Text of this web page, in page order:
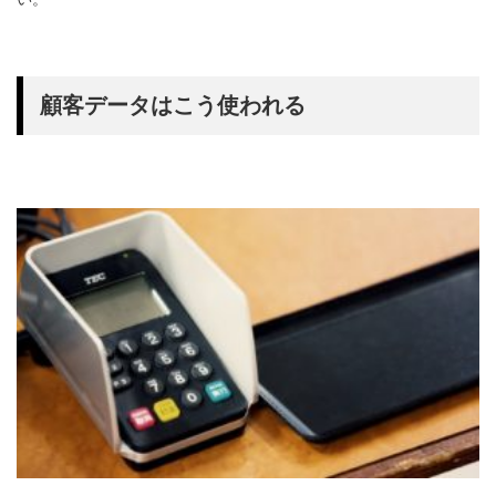
顧客データはこう使われる